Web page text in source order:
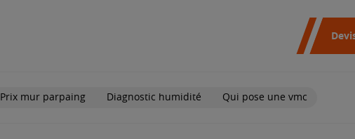
Prix mur parpaing Diagnostic humidité Qui pose une vmc